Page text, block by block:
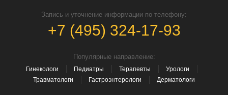
Запись и уточнение информации по телефону:
+7 (495) 324-17-93
Популярные направление:
Гинекологи Педиатры Терапевты
Урологи
Травматологи
Гастроэнтерологи Дерматологи